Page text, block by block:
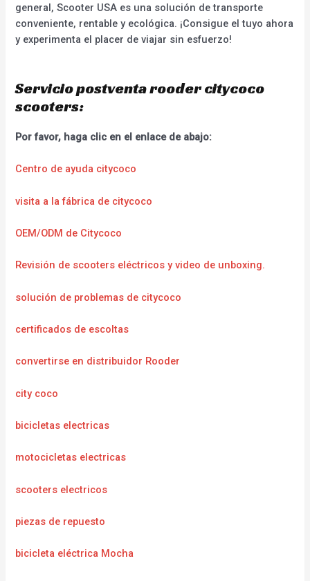
general, Scooter USA es una solución de transporte
conveniente, rentable y ecológica. ¡Consigue el tuyo ahora
y experimenta el placer de viajar sin esfuerzo!
Servicio postventa rooder citycoco
scooters:
Por favor, haga clic en el enlace de abajo:
Centro de ayuda citycoco
visita a la fábrica de citycoco
OEM/ODM de Citycoco
Revisión de scooters eléctricos y video de unboxing.
solución de problemas de citycoco
certificados de escoltas
convertirse en distribuidor Rooder
city coco
bicicletas electricas
motocicletas electricas
scooters electricos
piezas de repuesto
bicicleta eléctrica Mocha